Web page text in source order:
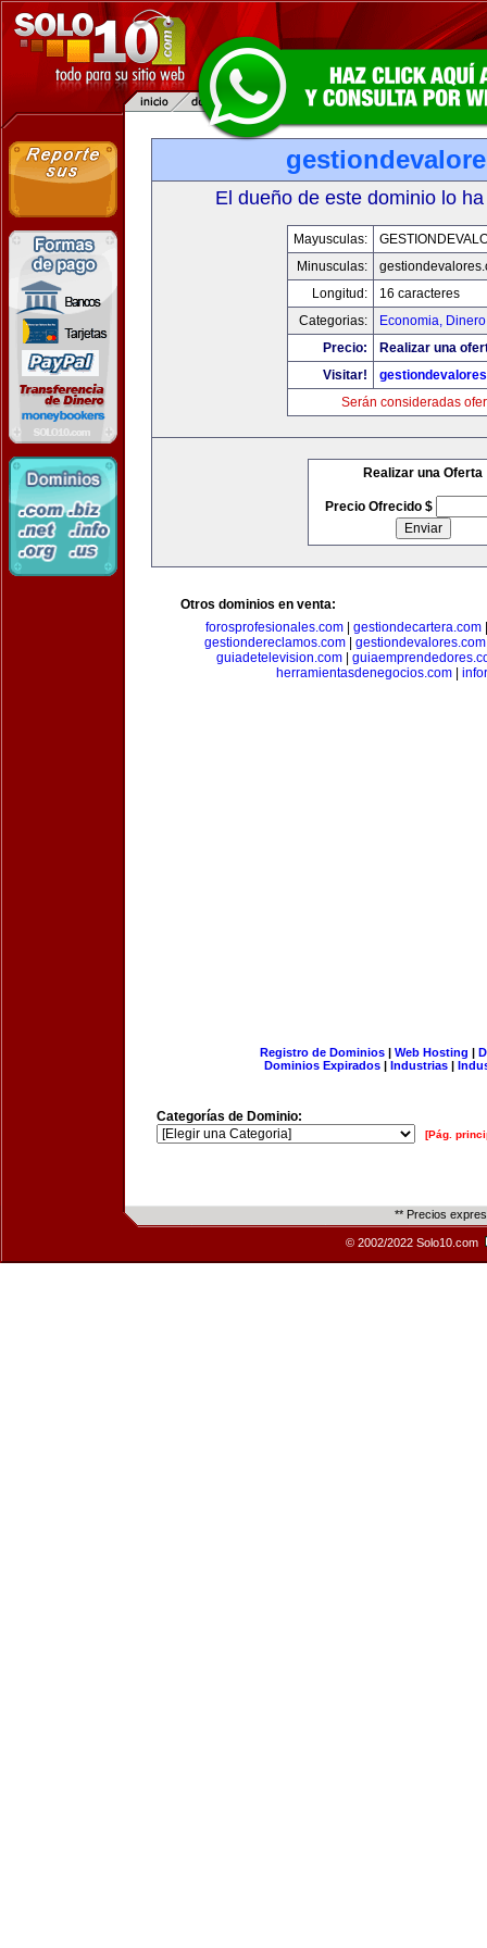
El dueño de este dominio lo
Mayusculas:
Minusculas:
Longitud:
16 caracteres
Categorias:
Economia,
Precio:
Realizar una
Visitar!
Serán consideradas
Realizar una Oferta
Precio Ofrecido $
Otros dominios en venta:
forosprofesionales.com
gestiondecartera.com
gestiondereclamos.com| gestiondevalores.com
guiadetelevision.com
herramientasdenegocios.com
Registro de Dominios| Web Hosting |
Dominios Expirados | Industrias |
Categorías de Dominio:
[Pág.
** Precios
© 2002/2022 Solo10.com